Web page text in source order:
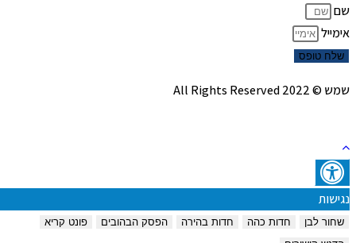
שם
אימייל
שלח טופס
שמש © 2022 All Rights Reserved
נגישות
שחור לבן חדות כהה חדות בהירה הפסק הבהובים
פונט קריא